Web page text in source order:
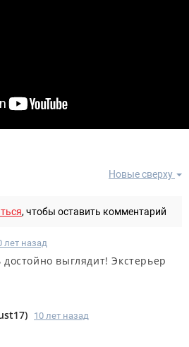
Новые сверху
, чтобы оставить комментарий
лет назад
выглядит! Экстерьер
) 10 лет назад